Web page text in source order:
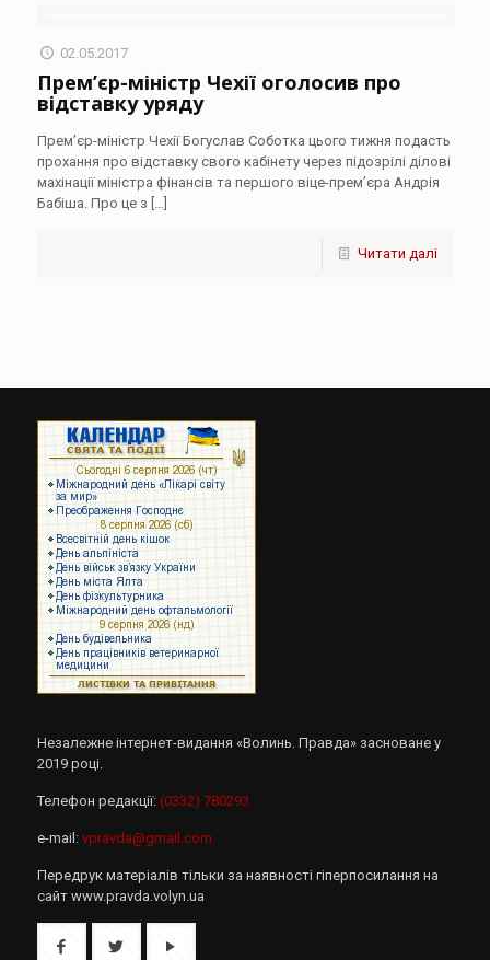
02.05.2017
Прем’єр-міністр Чехії оголосив про
відставку уряду
Прем’єр-міністр Чехії Богуслав Соботка цього тижня подасть
прохання про відставку свого кабінету через підозрілі ділові
махінації міністра фінансів та першого віце-прем’єра Андрія
Бабіша. Про це з […]
Читати далі
Незалежне інтернет-видання «Волинь. Правда» засноване у
2019 році.
Телефон редакції: (0332) 780293
e-mail: vpravda@gmail.com
Передрук матеріалів тільки за наявності гіперпосилання на
сайт www.pravda.volyn.ua